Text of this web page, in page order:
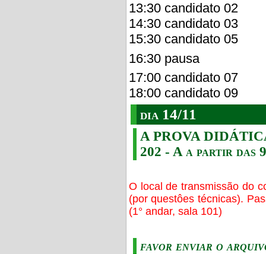
13:30 candidato 02
14:30 candidato 03
15:30 candidato 05
16:30 pausa
17:00 candidato 07
18:00 candidato 09
dia 14/11
A PROVA
202 - A a partir das
O local de transmissão do
(por questôes técnicas).
(1° andar, sala 101)
favor enviar o